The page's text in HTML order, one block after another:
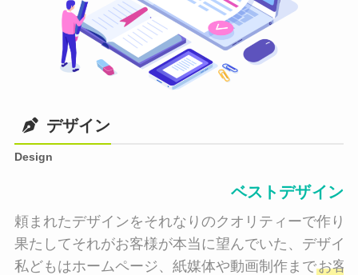
デザイン
Design
ベストデザイン
頼まれたデザインをそれなりのクオリティーで作り
果たしてそれがお客様が本当に望んでいた、デザイ
私どもはホームページ、紙媒体や動画制作までお客